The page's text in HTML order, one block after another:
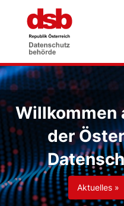
Willkommen
der
Aktuelles »